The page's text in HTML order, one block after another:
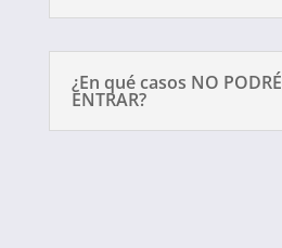
¿En qué casos NO PODRÉ
ENTRAR?